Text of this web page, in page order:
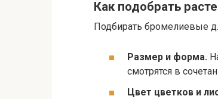
Как подобрать
Подбирать бромелиевые
Размер и форма.
смотрятся в
Цвет цветков и